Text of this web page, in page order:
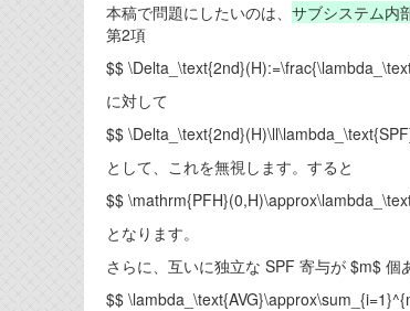
本稿で問題にしたいのは、 サブシステム内
第2項
$$
に対して
$$
として、これを無視します。すると
$$
となります。
さらに、互いに独立な SPF 寄与が $m$
$$